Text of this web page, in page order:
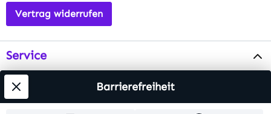
Vertrag widerrufen
Service
Info Barrierefreiheit